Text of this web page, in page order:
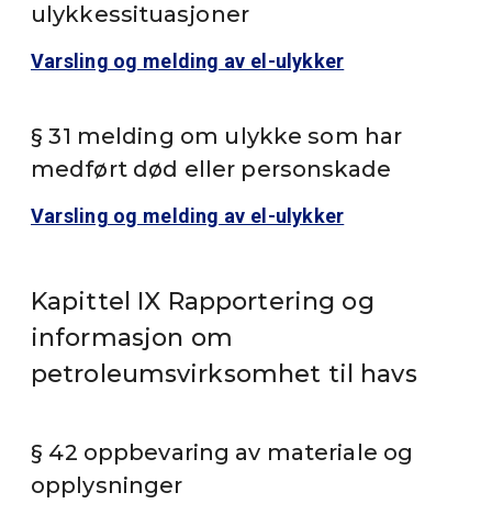
ulykkessituasjoner
Varsling og melding av el-ulykker
§ 31 melding om ulykke som har
medført død eller personskade
Varsling og melding av el-ulykker
Kapittel IX Rapportering og
informasjon om
petroleumsvirksomhet til havs
§ 42 oppbevaring av materiale og
opplysninger